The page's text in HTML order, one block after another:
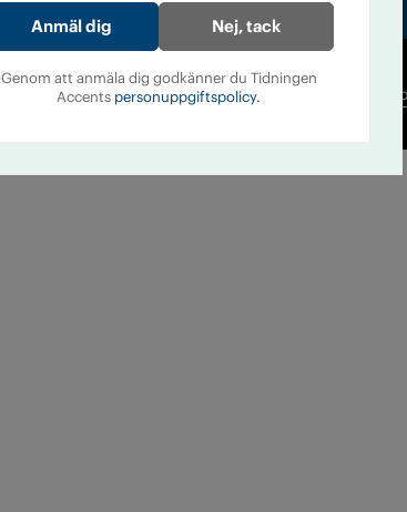
Nej, tack
Genom att anmäla dig godkänner du Tidningen
Accents personuppgiftspolicy.